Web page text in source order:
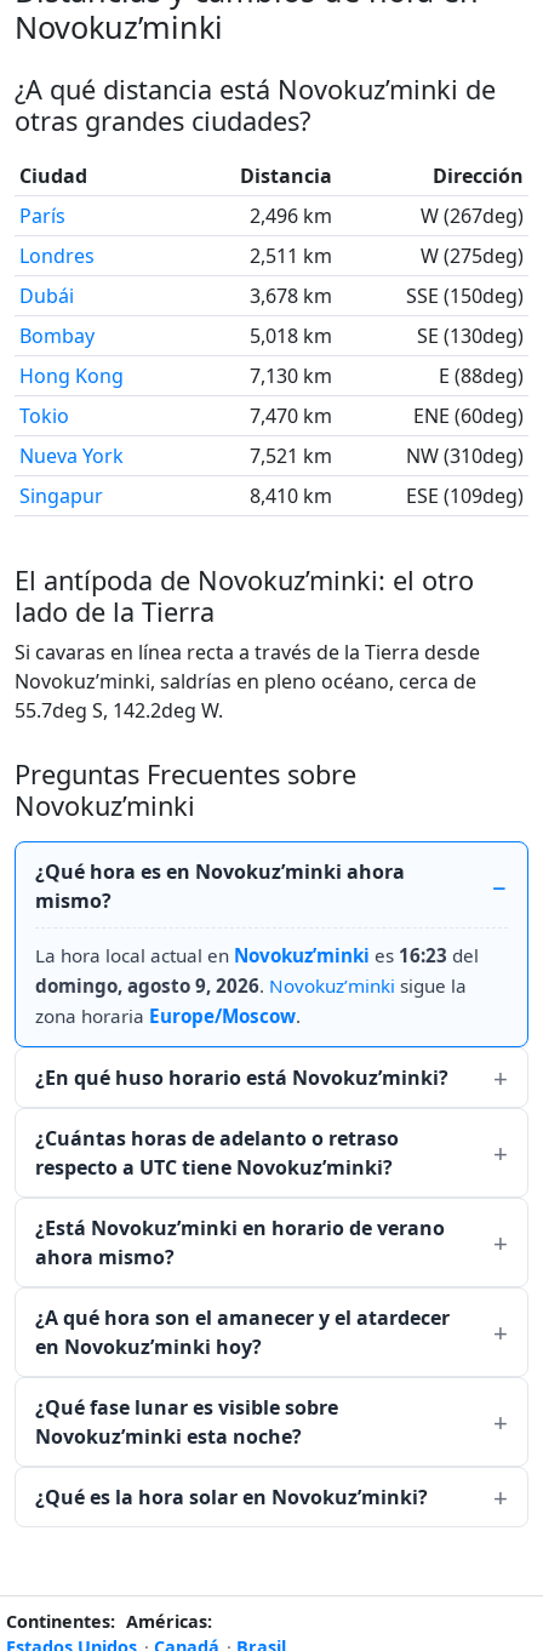
Novokuz’minki
¿A qué distancia está Novokuz’minki de
otras grandes ciudades?
Ciudad Distancia
Dirección
París
2,496 km
W (267deg)
Londres
2,511 km
W (275deg)
Dubái
3,678 km
SSE (150deg)
Bombay
5,018 km
SE (130deg)
Hong Kong
7,130 km
E (88deg)
Tokio
7,470 km
ENE (60deg)
Nueva York
7,521 km
NW (310deg)
Singapur
8,410 km ESE (109deg)
El antípoda de Novokuz’minki: el otro
lado de la Tierra
Si cavaras en línea recta a través de la Tierra desde
Novokuz’minki, saldrías en pleno océano, cerca de
55.7deg S, 142.2deg W.
Preguntas Frecuentes sobre
Novokuz’minki
¿Qué hora es en Novokuz’minki ahora
mismo?
La hora local actual en Novokuz’minki es 16:23 del
domingo, agosto 9, 2026. Novokuz’minki sigue la
zona horaria Europe/Moscow.
¿En qué huso horario está Novokuz’minki?
¿Cuántas horas de adelanto o retraso
respecto a UTC tiene Novokuz’minki?
¿Está Novokuz’minki en horario de verano
ahora mismo?
¿A qué hora son el amanecer y el atardecer
en Novokuz’minki hoy?
¿Qué fase lunar es visible sobre
Novokuz’minki esta noche?
¿Qué es la hora solar en Novokuz’minki?
Continentes: Américas: